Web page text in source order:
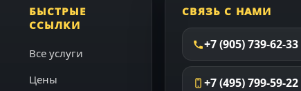
БЫСТРЫЕ
ССЫЛКИ
Все услуги
Цены
СВЯЗЬ С НАМИ
+7 (905) 739-62-33
+7 (495) 799-59-22